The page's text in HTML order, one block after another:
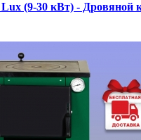
(9-30 кВт) - Дровяной